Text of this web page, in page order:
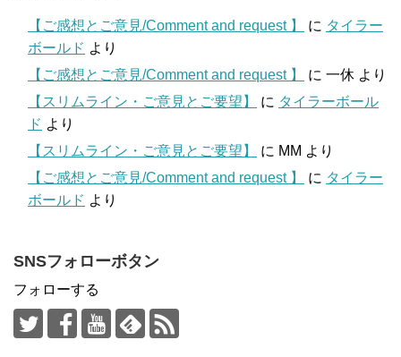
【ご感想とご意見/Comment and request 】 に タイラー
ボールド より
【ご感想とご意見/Comment and request 】
に 一休 より
【スリムライン・ご意見とご要望】
に タイラーボール
ド より
【スリムライン・ご意見とご要望】
に MM より
【ご感想とご意見/Comment and request 】
に タイラー
ボールド より
SNSフォローボタン
フォローする